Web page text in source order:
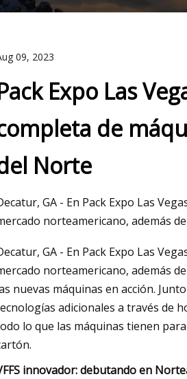
25, 2023
of the Flower Moon'
limitado para su
09, 2023
Expo Las
de
Norte
GA - En Pack Expo Las
norteamericano, además
GA - En Pack Expo Las
norteamericano, además
nuevas máquinas en acción.
adicionales a través de
lo que las máquinas tienen
innovador: debutando en